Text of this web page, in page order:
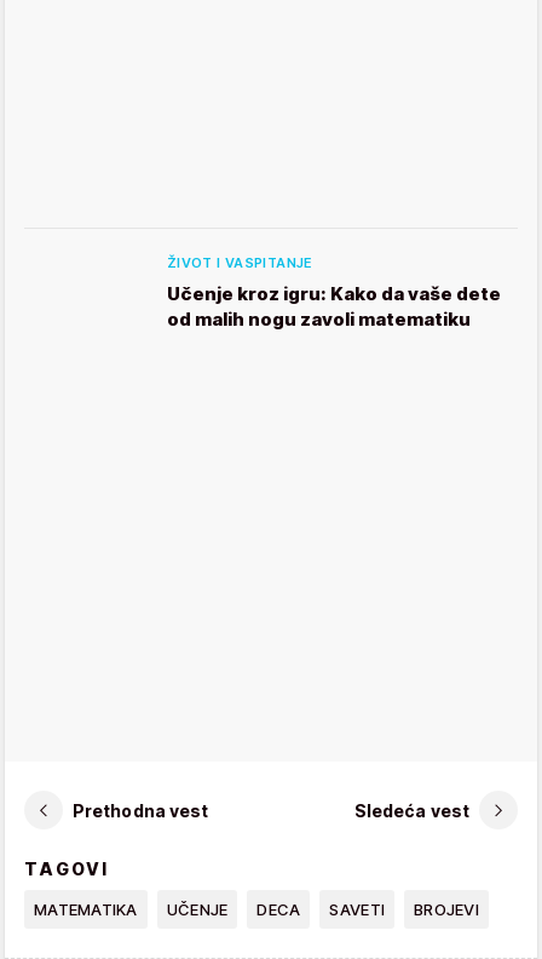
ŽIVOT I VASPITANJE
Učenje kroz igru: Kako da vaše dete
od malih nogu zavoli matematiku
Prethodna vest Sledeća vest
TAGOVI
MATEMATIKA UČENJE DECA SAVETI BROJEVI